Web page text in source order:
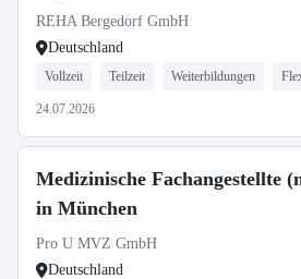
Medizin
REHA Bergedorf GmbH
Deutschland
Vollzeit Teilzeit Weiterbildungen
24.07.2026
Medizinische Fachangestellte
in München
Pro U MVZ GmbH
Deutschland